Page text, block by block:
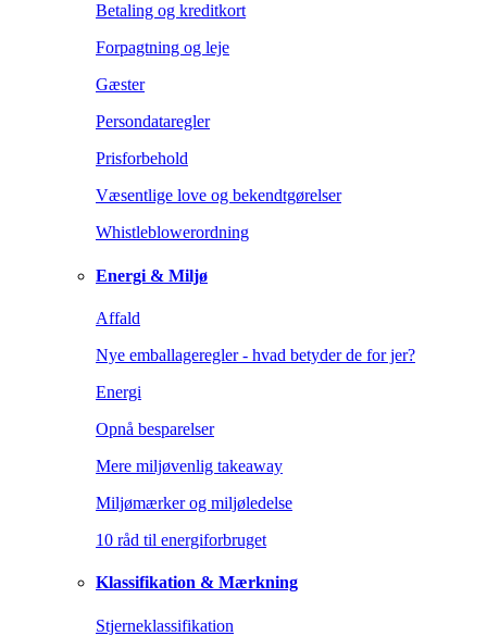
Betaling og kreditkort
Forpagtning og leje
Gæster
Persondataregler
Prisforbehold
Væsentlige love og bekendtgørelser
Whistleblowerordning
Energi & Miljø
Affald
Nye emballageregler - hvad betyder de for jer?
Energi
Opnå besparelser
Mere miljøvenlig takeaway
Miljømærker og miljøledelse
10 råd til energiforbruget
Klassifikation & Mærkning
Stjerneklassifikation